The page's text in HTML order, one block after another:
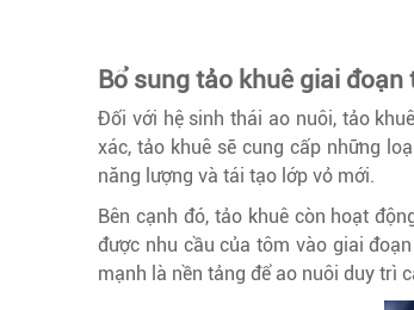
Bổ sung tảo khuê giai
Đối với hệ sinh thái ao nuôi, tảo
xác, tảo khuê sẽ cung cấp những
năng lượng và tái tạo lớp vỏ mới.
Bên cạnh đó, tảo khuê còn hoạt
được nhu cầu của tôm vào giai
mạnh là nền tảng để ao nuôi duy trì